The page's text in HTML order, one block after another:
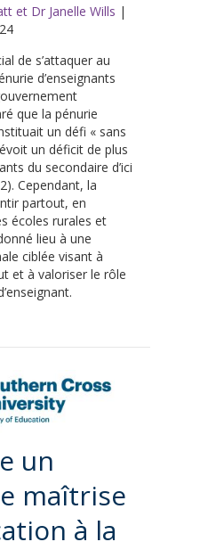
et Dr Janelle Wills |
de s’attaquer au
d’enseignants
que la pénurie
un défi « sans
un déficit de plus
du secondaire d’ici
Cependant, la
partout, en
écoles rurales et
lieu à une
ciblée visant à
et à valoriser le rôle
un
maîtrise
à la